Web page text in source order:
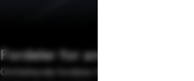
Fordeler for ansatte
Omfattende fordeler fra dag én og